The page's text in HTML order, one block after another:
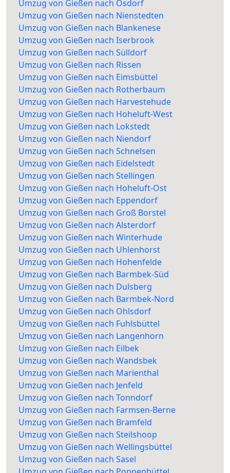
Umzug von Gießen nach Osdorf
Umzug von Gießen nach Nienstedten
Umzug von Gießen nach Blankenese
Umzug von Gießen nach Iserbrook
Umzug von Gießen nach Sülldorf
Umzug von Gießen nach Rissen
Umzug von Gießen nach Eimsbüttel
Umzug von Gießen nach Rotherbaum
Umzug von Gießen nach Harvestehude
Umzug von Gießen nach Hoheluft-West
Umzug von Gießen nach Lokstedt
Umzug von Gießen nach Niendorf
Umzug von Gießen nach Schnelsen
Umzug von Gießen nach Eidelstedt
Umzug von Gießen nach Stellingen
Umzug von Gießen nach Hoheluft-Ost
Umzug von Gießen nach Eppendorf
Umzug von Gießen nach Groß Borstel
Umzug von Gießen nach Alsterdorf
Umzug von Gießen nach Winterhude
Umzug von Gießen nach Uhlenhorst
Umzug von Gießen nach Hohenfelde
Umzug von Gießen nach Barmbek-Süd
Umzug von Gießen nach Dulsberg
Umzug von Gießen nach Barmbek-Nord
Umzug von Gießen nach Ohlsdorf
Umzug von Gießen nach Fuhlsbüttel
Umzug von Gießen nach Langenhorn
Umzug von Gießen nach Eilbek
Umzug von Gießen nach Wandsbek
Umzug von Gießen nach Marienthal
Umzug von Gießen nach Jenfeld
Umzug von Gießen nach Tonndorf
Umzug von Gießen nach Farmsen-Berne
Umzug von Gießen nach Bramfeld
Umzug von Gießen nach Steilshoop
Umzug von Gießen nach Wellingsbüttel
Umzug von Gießen nach Sasel